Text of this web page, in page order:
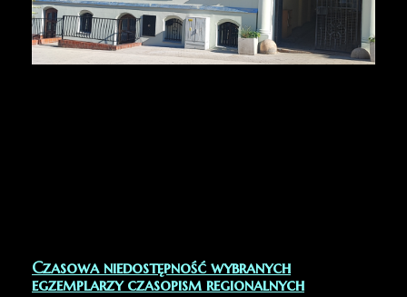
Czasowa niedostępność wybranych
egzemplarzy czasopism regionalnych